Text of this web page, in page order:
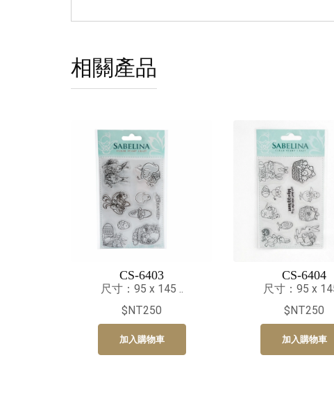
相關產品
CS-6403
尺寸：95 x 145 ..
$NT250
加入購物車
CS-6404
尺寸：95 x
$NT250
加入購物車